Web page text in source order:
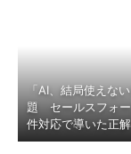
「AI、結局使えな
題 セールスフォ
件対応で導いた正